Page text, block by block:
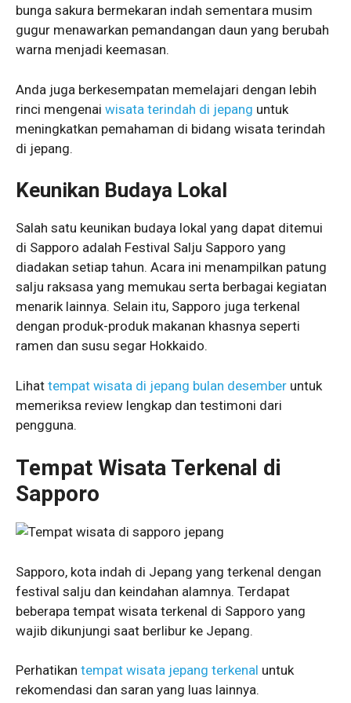
bunga sakura bermekaran indah sementara musim
gugur menawarkan pemandangan daun yang berubah
warna menjadi keemasan.
Anda juga berkesempatan memelajari dengan lebih
rinci mengenai wisata terindah di jepang untuk
meningkatkan pemahaman di bidang wisata terindah
di jepang.
Keunikan Budaya Lokal
Salah satu keunikan budaya lokal yang dapat ditemui
di Sapporo adalah Festival Salju Sapporo yang
diadakan setiap tahun. Acara ini menampilkan patung
salju raksasa yang memukau serta berbagai kegiatan
menarik lainnya. Selain itu, Sapporo juga terkenal
dengan produk-produk makanan khasnya seperti
ramen dan susu segar Hokkaido.
Lihat tempat wisata di jepang bulan desember untuk
memeriksa review lengkap dan testimoni dari
pengguna.
Tempat Wisata Terkenal di
Sapporo
Sapporo, kota indah di Jepang yang terkenal dengan
festival salju dan keindahan alamnya. Terdapat
beberapa tempat wisata terkenal di Sapporo yang
wajib dikunjungi saat berlibur ke Jepang.
Perhatikan tempat wisata jepang terkenal untuk
rekomendasi dan saran yang luas lainnya.